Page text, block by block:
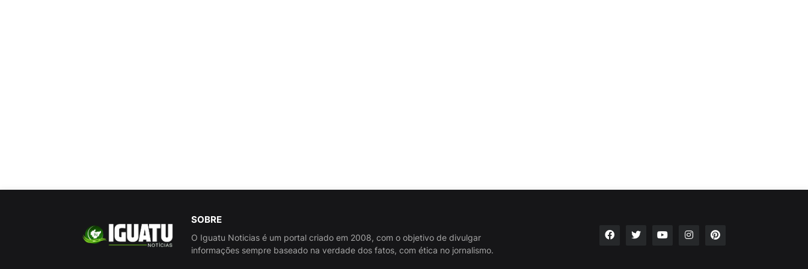
SOBRE
O Iguatu Noticias é um portal criado em 2008, com o objetivo de divulgar
informações sempre baseado na verdade dos fatos, com ética no jornalismo.